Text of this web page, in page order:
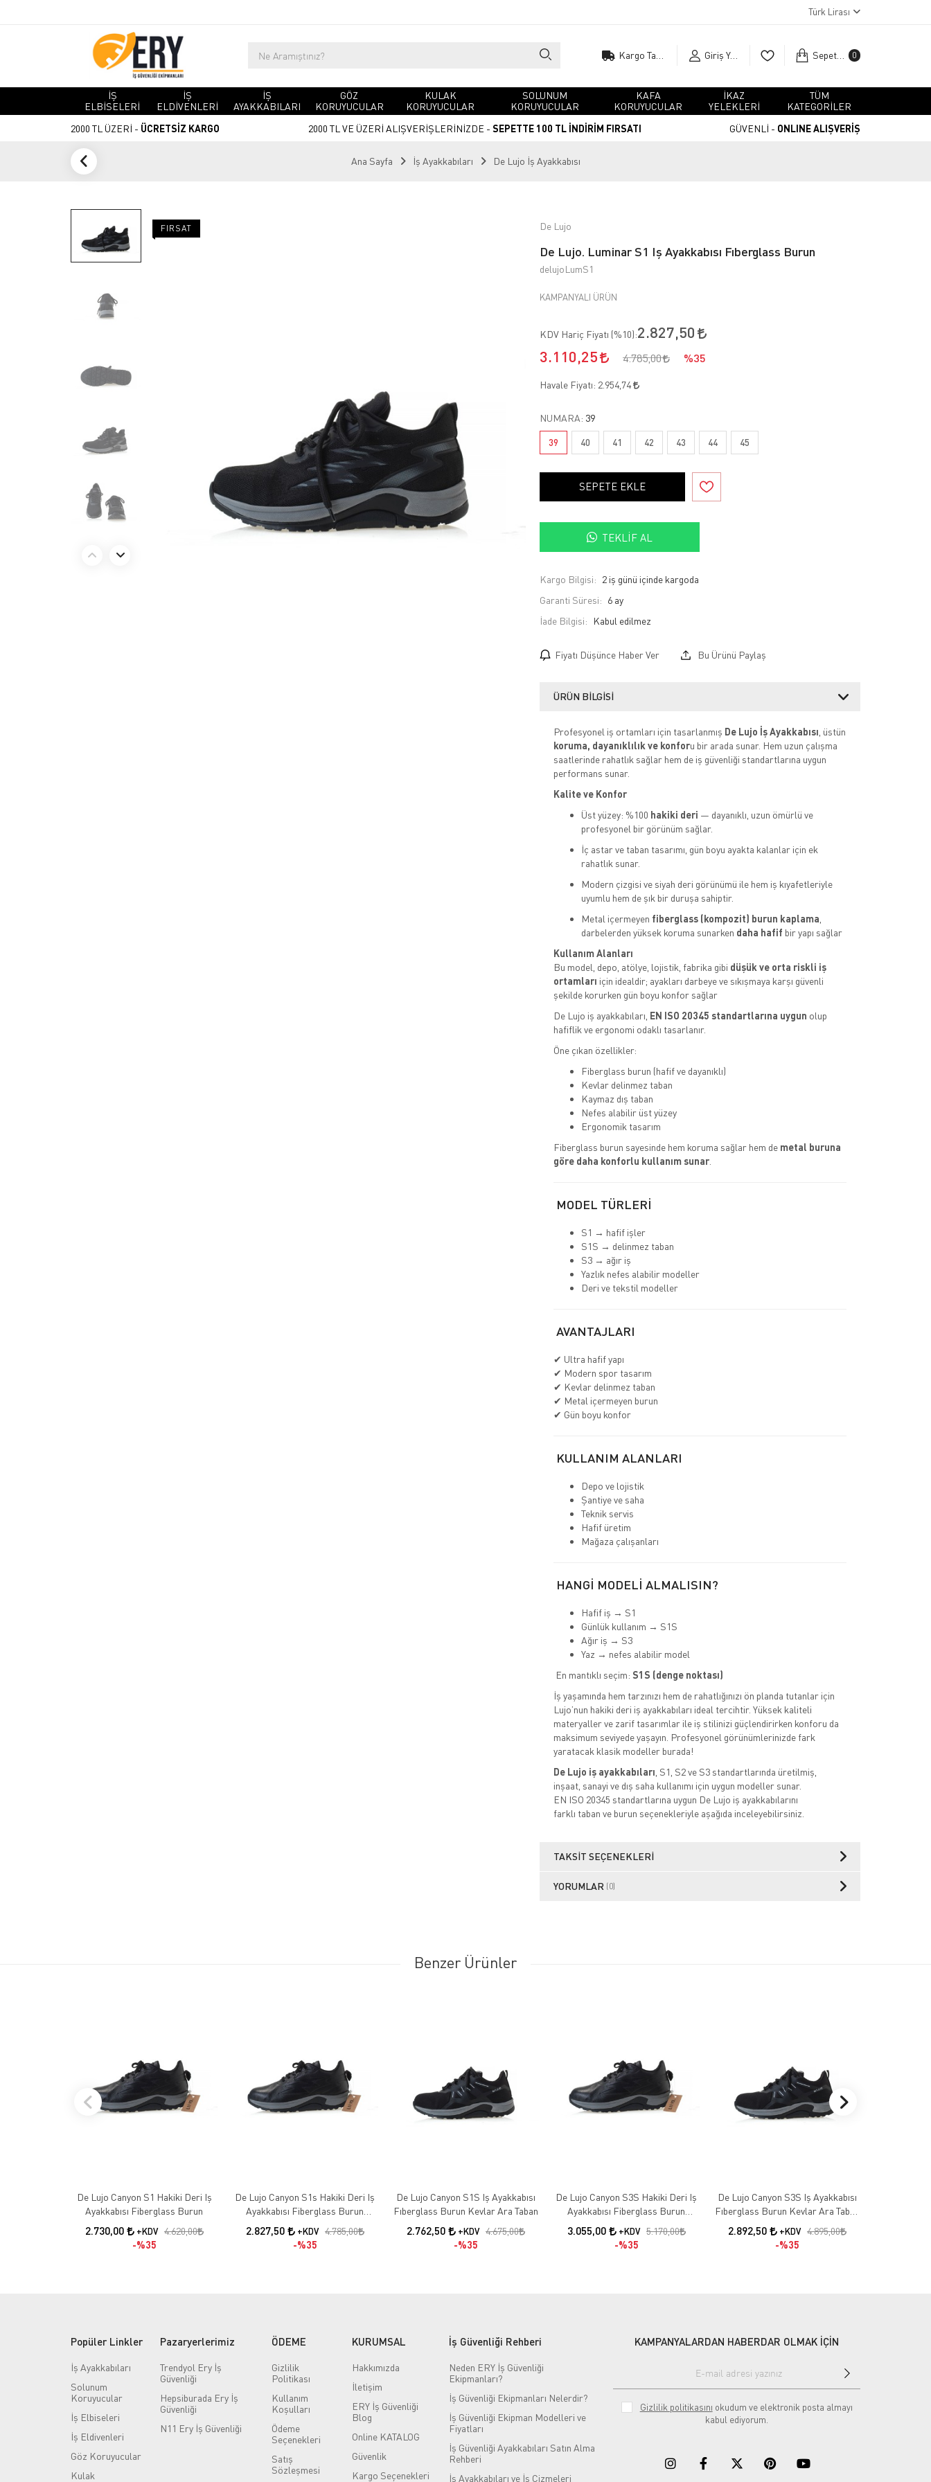
Türk Lirası
Giriş Yap Sepetim 0
İŞ
ELBİSELERİ
İŞ
ELDİVENLERİ
İŞ
AYAKKABILARI
GÖZ
KORUYUCULAR
KULAK
KORUYUCULAR
SOLUNUM
KORUYUCULAR
KAFA
KORUYUCULAR
İKAZ
YELEKLERİ
TÜM
KATEGORİLER
2000 TL ÜZERİ - ÜCRETSİZ KARGO 2000 TL VE ÜZERİ ALIŞVERİŞLERİNİZDE - SEPETTE 100 TL İNDİRİM FIRSATI GÜVENLİ - ONLINE ALIŞVERİŞ
Ana Sayfa İş Ayakkabıları De Lujo İş Ayakkabısı
FIRSAT De Lujo
De Lujo. Luminar S1 Iş Ayakkabısı Fıberglass Burun
delujoLumS1
KAMPANYALI ÜRÜN
KDV Hariç Fiyatı (%10):2.827,50
3.110,25
4.785,00 %35
Havale Fiyatı: 2.954,74
NUMARA: 39
39 40 41 42 43 44 45
SEPETE EKLE
TEKLIF AL
Kargo Bilgisi: 2 iş günü içinde kargoda
Garanti Süresi: 6 ay
İade Bilgisi:
Fiyatı Düşünce Haber Ver Bu Ürünü Paylaş
ÜRÜN BILGISI
Profesyonel iş ortamları için tasarlanmış De Lujo İş Ayakkabısı , üstün
koruma, dayanıklılık ve konforu bir arada sunar. Hem uzun çalışma
saatlerinde rahatlık sağlar hem de iş güvenliği standartlarına uygun
performans sunar.
Kalite ve Konfor
Üst yüzey: %100 hakiki deri — dayanıklı, uzun ömürlü ve
profesyonel bir görünüm sağlar.
İç astar ve taban tasarımı, gün boyu ayakta kalanlar için ek
rahatlık sunar.
Modern çizgisi ve siyah deri görünümü ile hem iş kıyafetleriyle
uyumlu hem de şık bir duruşa sahiptir.
Metal içermeyen fiberglass (kompozit) burun kaplama
darbelerden yüksek koruma sunarken daha hafif bir yapı sağlar
Kullanım Alanları
Bu model, depo, atölye, lojistik, fabrika gibi düşük ve orta riskli iş
ortamları için idealdir; ayakları darbeye ve sıkışmaya karşı güvenli
şekilde korurken gün boyu konfor sağlar
De Lujo iş ayakkabıları, EN ISO 20345 standartlarına uygun olup
hafiflik ve ergonomi odaklı tasarlanır.
Öne çıkan özellikler:
Fiberglass burun (hafif ve dayanıklı)
Kevlar delinmez taban
Kaymaz dış taban
Nefes alabilir üst yüzey
Ergonomik tasarım
Fiberglass burun sayesinde hem koruma sağlar hem de metal buruna
göre daha konforlu kullanım sunar.
MODEL TÜRLERİ
S1 → hafif işler
S1S → delinmez taban
S3 → ağır iş
Yazlık nefes alabilir modeller
Deri ve tekstil modeller
AVANTAJLARI
✔ Ultra hafif yapı
✔ Modern spor tasarım
✔ Kevlar delinmez taban
✔ Metal içermeyen burun
✔ Gün boyu konfor
KULLANIM ALANLARI
Depo ve lojistik
Şantiye ve saha
Teknik servis
Hafif üretim
Mağaza çalışanları
HANGİ MODELİ ALMALISIN?
Hafif iş → S1
Günlük kullanım → S1S
Ağır iş → S3
Yaz → nefes alabilir model
En mantıklı seçim: S1S (denge noktası)
İş yaşamında hem tarzınızı hem de rahatlığınızı ön planda tutanlar için
Lujo’nun hakiki deri iş ayakkabıları ideal tercihtir. Yüksek kaliteli
materyaller ve zarif tasarımlar ile iş stilinizi güçlendirirken konforu da
maksimum seviyede yaşayın. Profesyonel görünümlerinizde fark
yaratacak klasik modeller burada!
De Lujo iş ayakkabıları , S1, S2 ve S3 standartlarında üretilmiş,
inşaat, sanayi ve dış saha kullanımı için uygun modeller sunar.
EN ISO 20345 standartlarına uygun De Lujo iş ayakkabılarını
farklı taban ve burun seçenekleriyle aşağıda inceleyebilirsiniz.
TAKSIT SEÇENEKLERI
YORUMLAR (0)
Benzer Ürünler
De Lujo Canyon S1 Hakiki Deri Iş
Ayakkabısı Fiberglass Burun
2.730,00 +KDV 4.620,00
%35
De Lujo Canyon S1s Hakiki Deri Iş
Ayakkabısı Fiberglass Burun
Kevlar Ara Taban Siyah Deri
2.827,50 +KDV 4.785,00
%35
De Lujo Canyon S1S Iş Ayakkabısı
Fıberglass Burun Kevlar Ara Taban
2.762,50 +KDV 4.675,00
%35
De Lujo Canyon S3S Hakiki Deri Iş
Ayakkabısı Fiberglass Burun
Kevlar Ara Taban - Suya Dayanıklı
3.055,00 +KDV 5.170,00
%35
De Lujo Canyon S3S Iş Ayakkabısı
Fıberglass Burun Kevlar Ara Taban
- Suya Dayanıklı
2.892,50 +KDV 4.895,00
%35
Popüler Linkler
İş Ayakkabıları
Solunum
Koruyucular
İş Elbiseleri
İş Eldivenleri
Göz Koruyucular
Kulak
Pazaryerlerimiz
Trendyol Ery İş
Güvenliği
Hepsiburada Ery İş
Güvenliği
N11 Ery İş Güvenliği
ÖDEME
Gizlilik
Politikası
Kullanım
Koşulları
Ödeme
Seçenekleri
Satış
Sözleşmesi
KURUMSAL
Hakkımızda
İletişim
ERY İş Güvenliği
Blog
Online KATALOG
Güvenlik
Kargo Seçenekleri
İş Güvenliği Rehberi
Neden ERY İş Güvenliği
Ekipmanları?
İş Güvenliği Ekipmanları Nelerdir?
İş Güvenliği Ekipman Modelleri ve
Fiyatları
İş Güvenliği Ayakkabıları Satın Alma
Rehberi
İş Ayakkabıları ve İş Çizmeleri
KAMPANYALARDAN HABERDAR OLMAK İÇİN
Gizlilik politikasını okudum ve elektronik posta almayı
kabul ediyorum.